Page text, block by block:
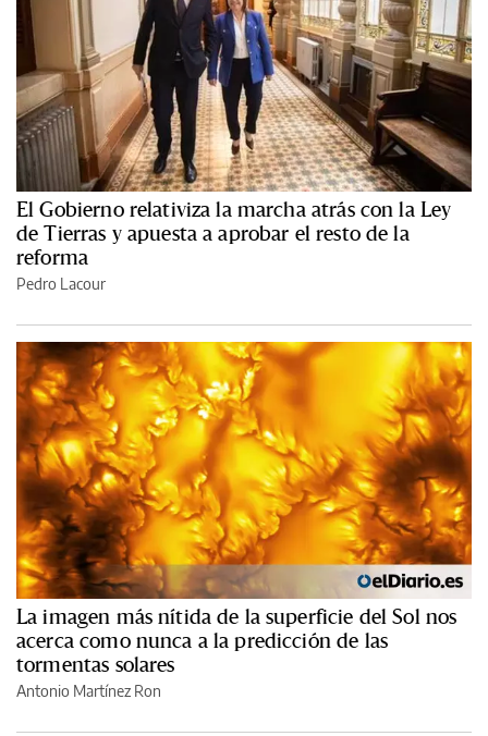
El Gobierno relativiza la marcha atrás con la Ley
de Tierras y apuesta a aprobar el resto de la
reforma
Pedro Lacour
La imagen más nítida de la superficie del Sol nos
acerca como nunca a la predicción de las
tormentas solares
Antonio Martínez Ron